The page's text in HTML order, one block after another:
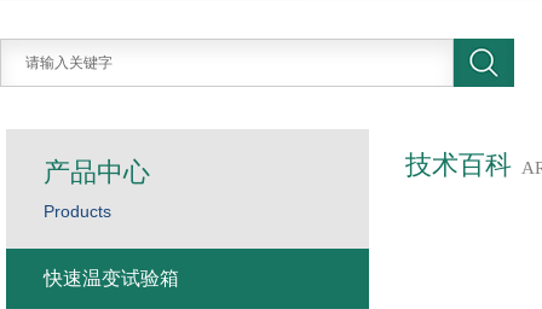
技术百科
产品中心
Products
快速温变试验箱